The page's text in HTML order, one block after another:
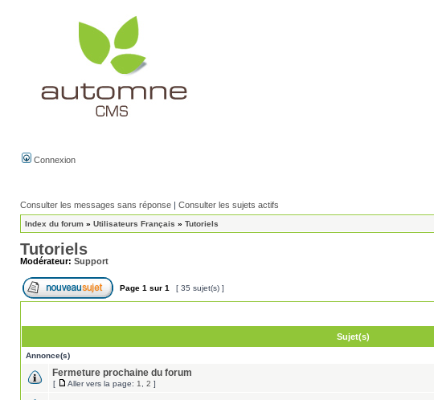
Connexion
Consulter les messages sans réponse | Consulter les sujets actifs
Index du forum » Utilisateurs Français » Tutoriels
Tutoriels
Modérateur: Support
Page 1 sur 1 [ 35 sujet(s) ]
Sujet(s)
Annonce(s)
Fermeture prochaine du forum
[ Aller vers la page: 1 2 ]